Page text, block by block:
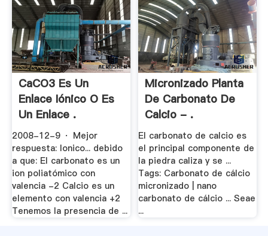
CaCO3 Es Un
Enlace Iónico O Es
Un Enlace .
2008-12-9 · Mejor
respuesta: Ionico... debido
a que: El carbonato es un
ion poliatómico con
valencia -2 Calcio es un
elemento con valencia +2
Tenemos la presencia de ...
Micronizado Planta
De Carbonato De
Calcio - .
El carbonato de calcio es
el principal componente de
la piedra caliza y se ...
Tags: Carbonato de cálcio
micronizado | nano
carbonato de cálcio ... Seae
...